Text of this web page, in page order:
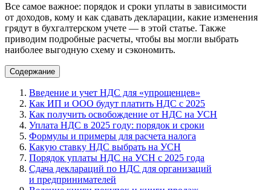
Все самое важное: порядок и сроки уплаты в зависимости
от доходов, кому и как сдавать декларации, какие изменения
грядут в бухгалтерском учете — в этой статье. Также
приводим подробные расчеты, чтобы вы могли выбрать
наиболее выгодную схему и сэкономить.
Содержание
Введение и учет НДС для «упрощенцев»
Как ИП и ООО будут платить НДС с 2025
Как получить освобождение от НДС на УСН
Уплата НДС в 2025 году: порядок и сроки
Формулы и примеры для расчета налога
Какую ставку НДС выбрать на УСН
Порядок уплаты НДС на УСН с 2025 года
Сдача деклараций по НДС для организаций
и предпринимателей